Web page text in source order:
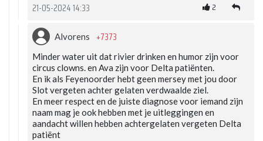
21-05-2024 14:33 2
Alvorens +7373
Minder water uit dat rivier drinken en humor zijn voor
circus clowns. en Ava zijn voor Delta patiënten.
En ik als Feyenoorder hebt geen mersey met jou door
Slot vergeten achter gelaten verdwaalde ziel.
En meer respect en de juiste diagnose voor iemand zijn
naam mag je ook hebben met je uitleggingen en
aandacht willen hebben achtergelaten vergeten Delta
patiënt